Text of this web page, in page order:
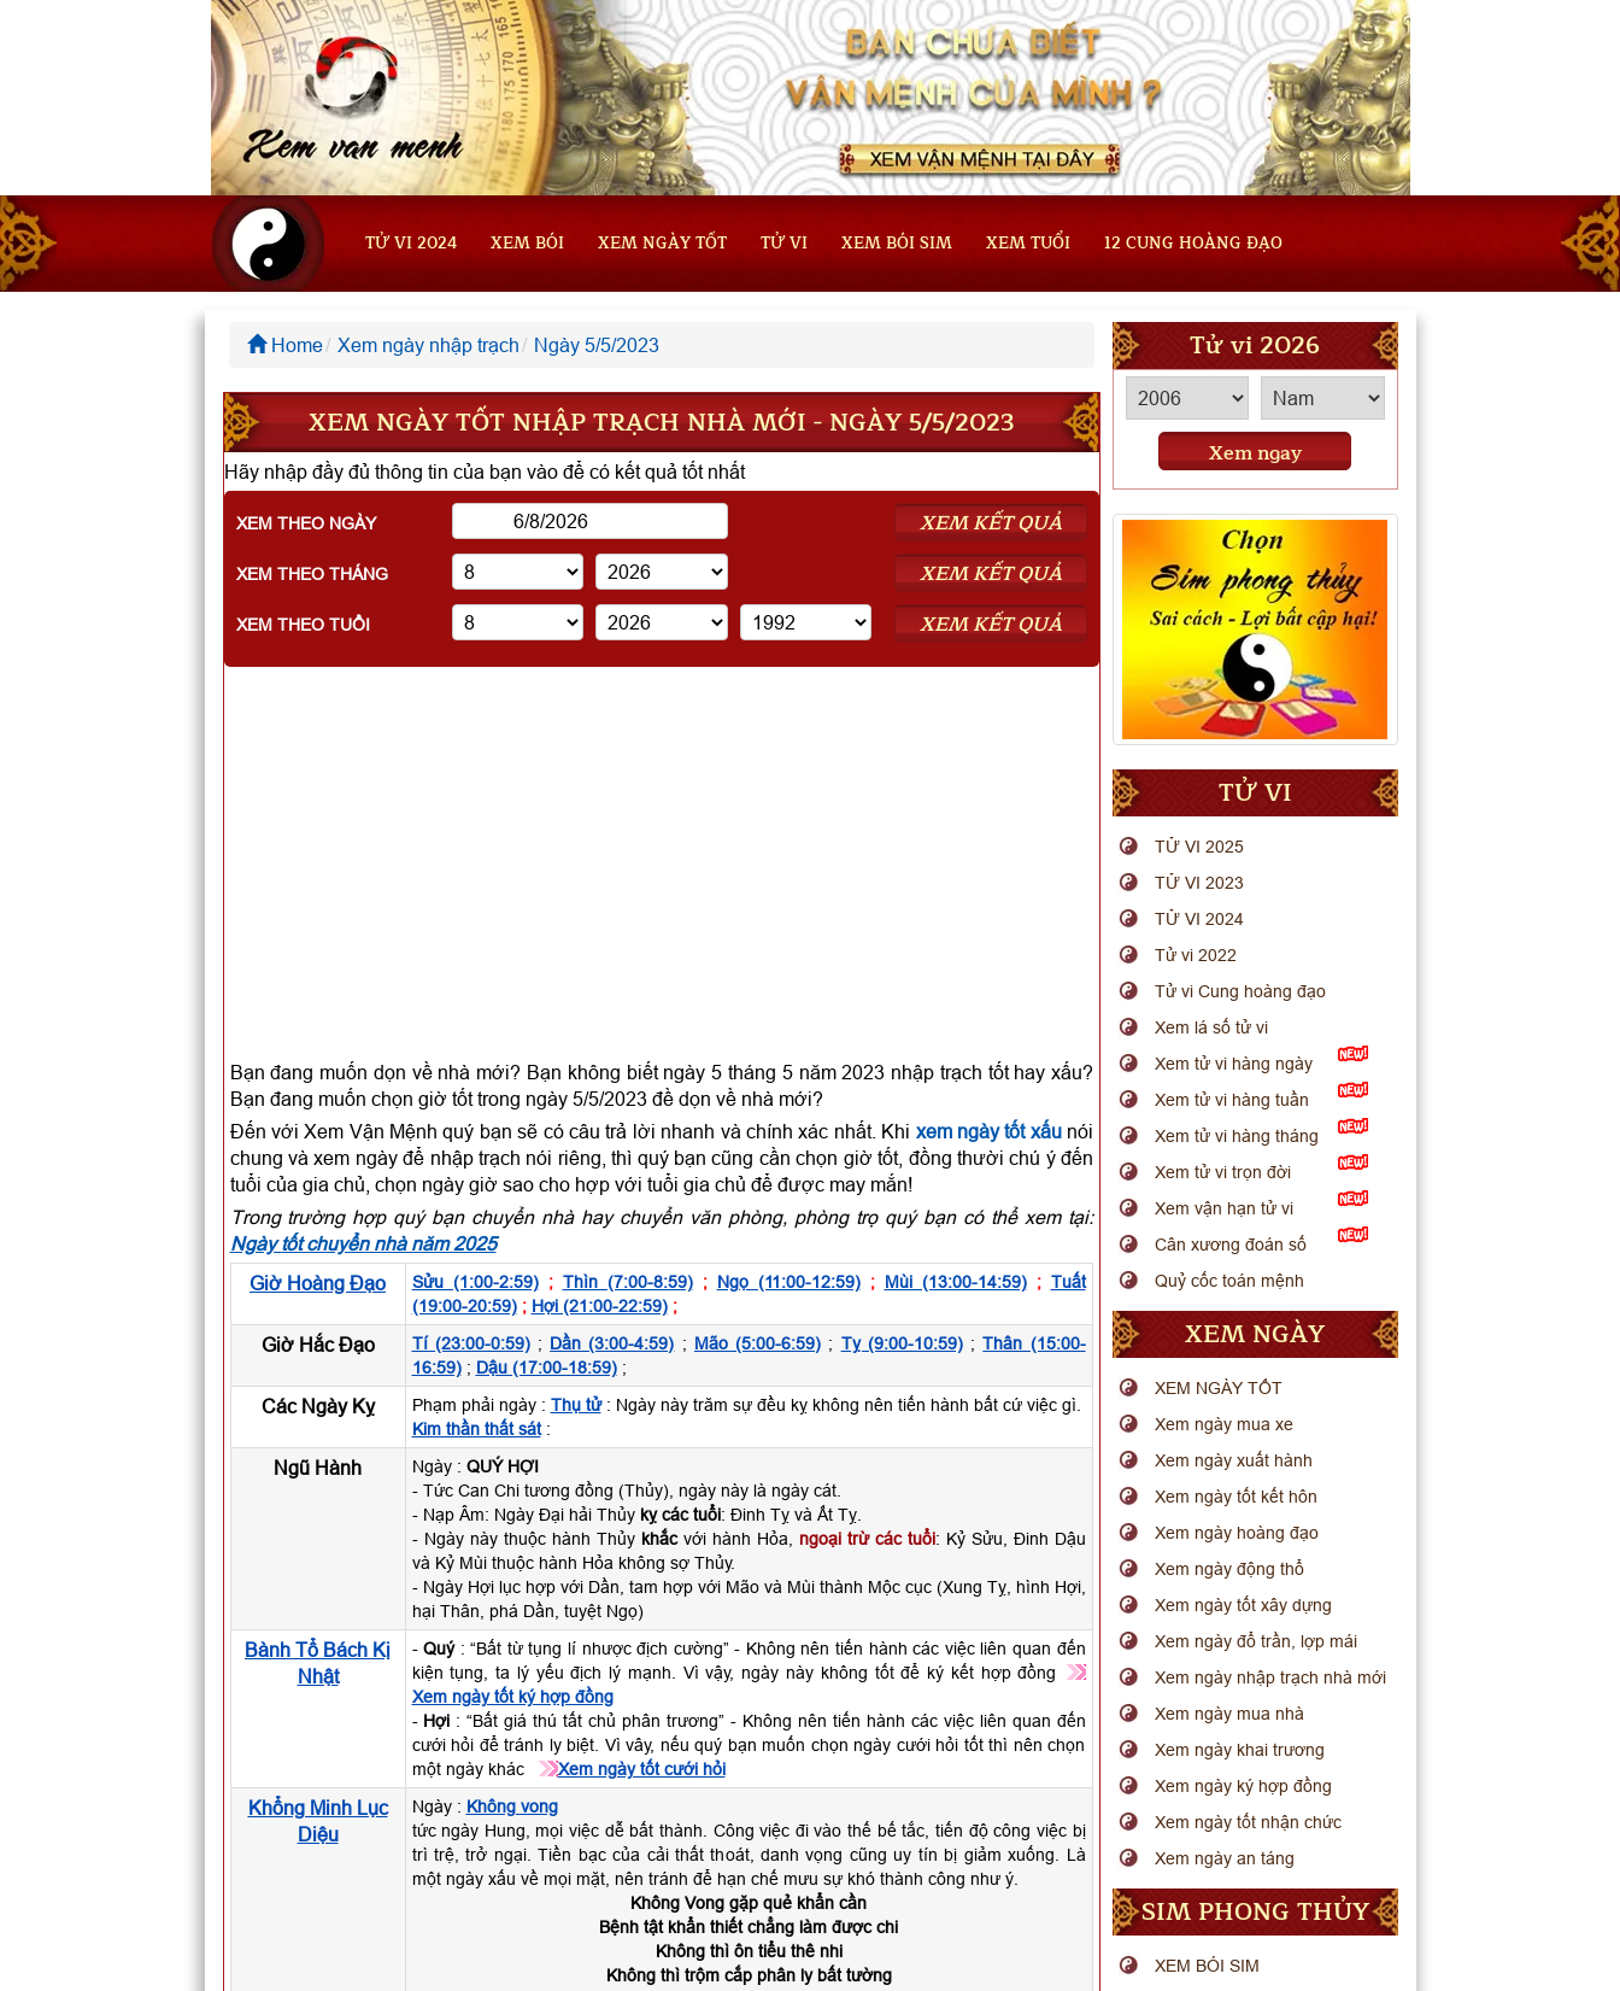
TỬ VI 2024 XEM BÓI XEM NGÀY TỐT TỬ VI XEM BÓI SIM XEM TUỔI 12 CUNG HOÀNG ĐẠO
Home Xem ngày nhập trạch Ngày 5/5/2023
XEM NGÀY TỐT NHẬP TRẠCH NHÀ MỚI - NGÀY 5/5/2023
Hãy nhập đầy đủ thông tin của bạn vào để có kết quả tốt nhất
XEM THEO NGÀY XEM KẾT QUẢ
XEM THEO THÁNG XEM KẾT QUẢ
XEM THEO TUỔI XEM KẾT QUẢ
Bạn đang muốn dọn về nhà mới? Bạn không biết ngày 5 tháng 5 năm 2023 nhập trạch tốt hay xấu?
Bạn đang muốn chọn giờ tốt trong ngày 5/5/2023 đề dọn về nhà mới?
Đến với Xem Vận Mệnh quý bạn sẽ có câu trả lời nhanh và chính xác nhất. Khi xem ngày tốt xấu nói
chung và xem ngày để nhập trạch nói riêng, thì quý bạn cũng cần chọn giờ tốt, đồng thười chú ý đến
tuổi của gia chủ, chọn ngày giờ sao cho hợp với tuổi gia chủ để được may mắn!
Trong trường hợp quý bạn chuyển nhà hay chuyển văn phòng, phòng trọ quý bạn có thể xem tại:
Ngày tốt chuyển nhà năm 2025
Giờ Hoàng Đạo
Sửu (1:00-2:59); Thìn (7:00-8:59); Ngọ (11:00-12:59); Mùi (13:00-14:59); Tuất
(19:00-20:59); Hợi (21:00-22:59);
Giờ Hắc Đạo Tí (23:00-0:59); Dần (3:00-4:59) ; Mão (5:00-6:59) ; Tỵ (9:00-10:59);Thân (15:00-
16:59); Dậu (17:00-18:59);
Các Ngày Kỵ Phạm phải ngày : Thụ tử: Ngày này trăm sự đều kỵ không nên tiến hành bất cứ việc gì.
Kim thần thất sát:
Ngũ Hành Ngày : QUÝ HỢI
- Tức Can Chi tương đồng (Thủy), ngày này là ngày cát.
- Nạp Âm: Ngày Đại hải Thủy kỵ các tuổi: Đinh Tỵ và Ất Tỵ.
- Ngày này thuộc hành Thủy khắcvới hành Hỏa, ngoại trừ các tuổi: Kỷ Sửu, Đinh Dậu
và Kỷ Mùi thuộc hành Hỏa không sợ Thủy.
- Ngày Hợi lục hợp với Dần, tam hợp với Mão và Mùi thành Mộc cục (Xung Tỵ, hình Hợi,
hại Thân, phá Dần, tuyệt Ngọ)
Bành Tổ Bách Kị
Nhật
-Quý: “Bất từ tụng lí nhược địch cường” - Không nên tiến hành các việc liên quan đến
kiện tụng, ta lý yếu địch lý mạnh. Vì vậy, ngày này không tốt để ký kết hợp đồng
Xem ngày tốt ký hợp đồng
- Hợi : “Bất giá thú tất chủ phân trương” - Không nên tiến hành các việc liên quan đến
cưới hỏi để tránh ly biệt. Vì vây, nếu quý bạn muốn chọn ngày cưới hỏi tốt thì nên chọn
một ngày khác
Xem ngày tốt cưới hỏi
Khổng Minh Lục
Diệu
Ngày : Không vong
tức ngày Hung, mọi việc dễ bất thành. Công việc đi vào thế bế tắc, tiến độ công việc bị
trì trệ, trở ngại. Tiền bạc của cải thất thoát, danh vọng cũng uy tín bị giảm xuống. Là
một ngày xấu về mọi mặt, nên tránh để hạn chế mưu sự khó thành công như ý.
Không Vong gặp quẻ khẩn cần
Bệnh tật khẩn thiết chẳng làm được chi
Không thì ôn tiểu thê nhi
Không thì trộm cắp phân ly bất tường
Tử vi 2026
Xem ngay
TỬ VI
TỬ VI 2025
TỬ VI 2023
TỬ VI 2024
Tử vi 2022
Tử vi Cung hoàng đạo
Xem lá số tử vi
Xem tử vi hàng ngày
Xem tử vi hàng tuần
Xem tử vi hàng tháng
Xem tử vi trọn đời
Xem vận hạn tử vi
Cân xương đoán số
Quỷ cốc toán mệnh
XEM NGÀY
XEM NGÀY TỐT
Xem ngày mua xe
Xem ngày xuất hành
Xem ngày tốt kết hôn
Xem ngày hoàng đạo
Xem ngày động thổ
Xem ngày tốt xây dựng
Xem ngày đổ trần, lợp mái
Xem ngày nhập trạch nhà mới
Xem ngày mua nhà
Xem ngày khai trương
Xem ngày ký hợp đồng
Xem ngày tốt nhận chức
Xem ngày an táng
SIM PHONG THỦY
XEM BÓI SIM